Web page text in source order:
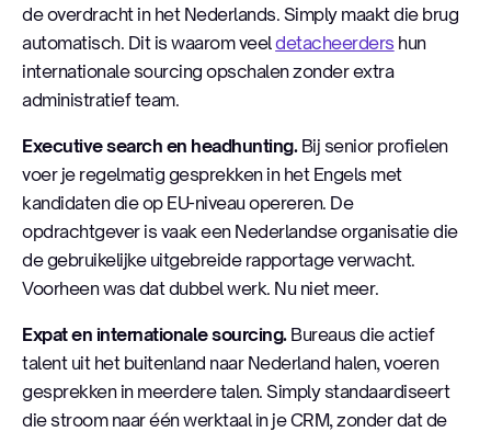
de overdracht in het Nederlands. Simply maakt die brug
automatisch. Dit is waarom veeldetacheerders hun
internationale sourcing opschalen zonder extra
administratief team.
Executive search en headhunting.Bij senior profielen
voer je regelmatig gesprekken in het Engels met
kandidaten die op EU-niveau opereren. De
opdrachtgever is vaak een Nederlandse organisatie die
de gebruikelijke uitgebreide rapportage verwacht.
Voorheen was dat dubbel werk. Nu niet meer.
Expat en internationale sourcing.Bureaus die actief
talent uit het buitenland naar Nederland halen, voeren
gesprekken in meerdere talen. Simply standaardiseert
die stroom naar één werktaal in je CRM, zonder dat de